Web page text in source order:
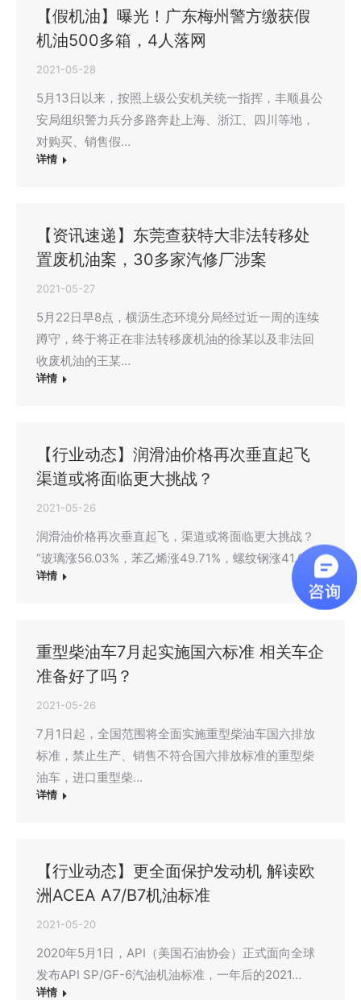
【假机油】曝光！广东梅州警方缴获假
机油500多箱，4人落网
2021-05-28
5月13日以来，按照上级公安机关统一指挥，丰顺县公
安局组织警力兵分多路奔赴上海、浙江、四川等地，
对购买、销售假…
详情
【资讯速递】东莞查获特大非法转移处
置废机油案，30多家汽修厂涉案
2021-05-27
5月22日早8点，横沥生态环境分局经过近一周的连续
蹲守，终于将正在非法转移废机油的徐某以及非法回
收废机油的王某…
详情
【行业动态】润滑油价格再次垂直起飞
渠道或将面临更大挑战？
2021-05-26
润滑油价格再次垂直起飞，渠道或将面临更大挑战？
“玻璃涨56.03%，苯乙烯涨49.71%，螺纹钢涨41.64…
详情
重型柴油车7月起实施国六标准 相关车企
准备好了吗？
2021-05-26
7月1日起，全国范围将全面实施重型柴油车国六排放
标准，禁止生产、销售不符合国六排放标准的重型柴
油车，进口重型柴…
详情
【行业动态】更全面保护发动机 解读欧
洲ACEA A7/B7机油标准
2021-05-20
2020年5月1日，API（美国石油协会）正式面向全球
发布API SP/GF-6汽油机油标准，一年后的2021…
详情